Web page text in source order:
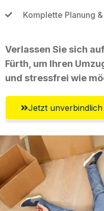
Komplette Planung
Verlassen Sie sich
Fürth, um Ihren
und stressfrei wie
Jetzt